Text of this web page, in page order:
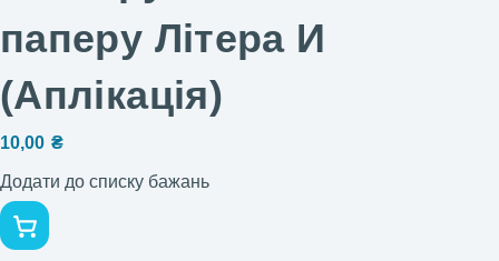
паперу Літера И
(Аплікація)
10,00 ₴
Додати до списку бажань